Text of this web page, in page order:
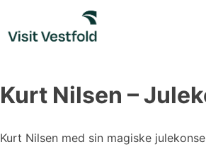
content
Kurt Nilsen –
Kurt Nilsen med sin magiske